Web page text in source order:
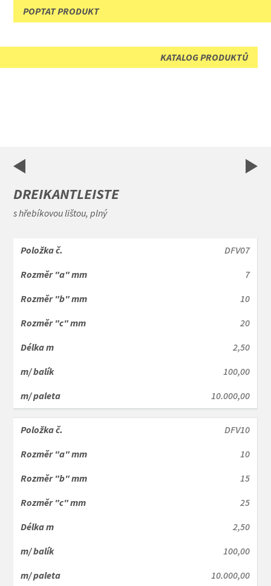
POPTAT PRODUKT
KATALOG PRODUKTŮ
DREIKANTLEISTE
s hřebíkovou lištou, plný
DFV07
7
10
20
2,50
100,00
10.000,00
DFV10
10
15
25
2,50
100,00
10.000,00